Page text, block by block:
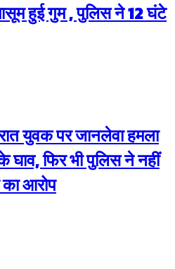
हुई गुम , पुलिस ने 12 घंटे
युवक पर जानलेवा हमला
फिर भी पुलिस ने नहीं
का आरोप